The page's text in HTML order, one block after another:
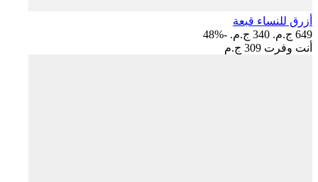
أزرق للنساء قبعة
649 ج.م.‏
340 ج.م.‏
-48%
أنت وفرت 309 ج.م